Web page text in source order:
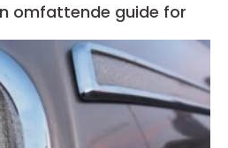
omfattende guide for